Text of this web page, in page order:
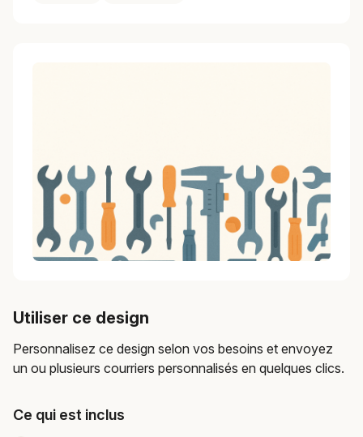
Utiliser ce design
Personnalisez ce design selon vos besoins et envoyez
un ou plusieurs courriers personnalisés en quelques clics.
Ce qui est inclus